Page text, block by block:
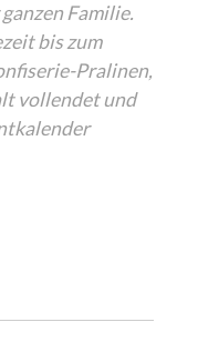
Familie.
bis zum
Pralinen,
vollendet und